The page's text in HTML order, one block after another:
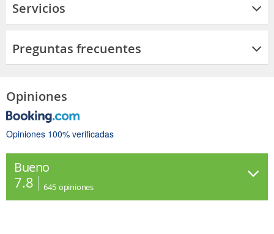
Servicios
Preguntas frecuentes
Opiniones
Opiniones 100% verificadas
Bueno
7.8 645 opiniones